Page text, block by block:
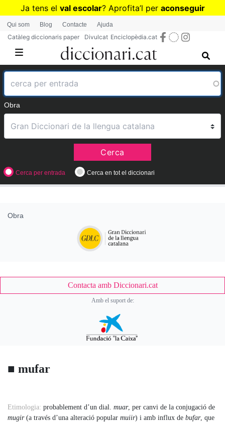
Vés
contingut
Ja tens el val escolar? Aprofita’l per aconseguir
diccionaris per a Primària o Secundària
Qui som Blog Contacte Ajuda
Catàleg diccionaris paper Divulcat Enciclopèdia.cat
Obra
Cerca
Cerca per entrada Cerca en tot el diccionari
■ mufar
Accessory
Etimologia: probablement d’un dial. muar, per canvi de la conjugació de
mugir(a través d’una alteració popular muiir) i amb influx de bufar, que
Obra
Contacta amb Diccionari.cat
Amb el suport de: